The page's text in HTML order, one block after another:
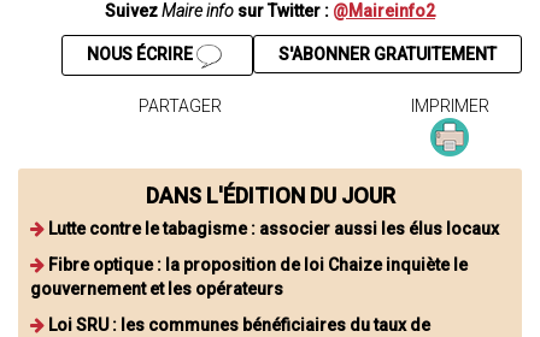
SuivezMaire info sur Twitter : @Maireinfo2
S'ABONNER GRATUITEMENT
NOUS ÉCRIRE
PARTAGER IMPRIMER
DANS L'ÉDITION DU JOUR
Lutte contre le tabagisme : associer aussi les élus locaux
Fibre optique : la proposition de loi Chaize inquiète le
gouvernement et les opérateurs
Loi SRU : les communes bénéficiaires du taux de